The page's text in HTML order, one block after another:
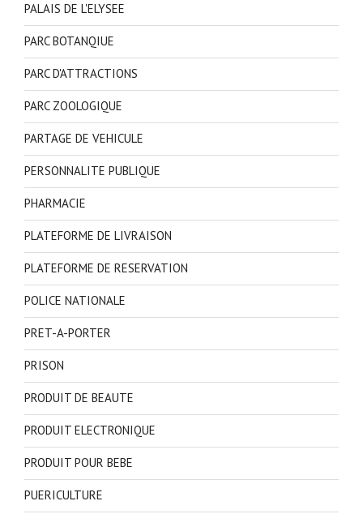
PALAIS DE L'ELYSEE
PARC BOTANQIUE
PARC D'ATTRACTIONS
PARC ZOOLOGIQUE
PARTAGE DE VEHICULE
PERSONNALITE PUBLIQUE
PHARMACIE
PLATEFORME DE LIVRAISON
PLATEFORME DE RESERVATION
POLICE NATIONALE
PRET-A-PORTER
PRISON
PRODUIT DE BEAUTE
PRODUIT ELECTRONIQUE
PRODUIT POUR BEBE
PUERICULTURE